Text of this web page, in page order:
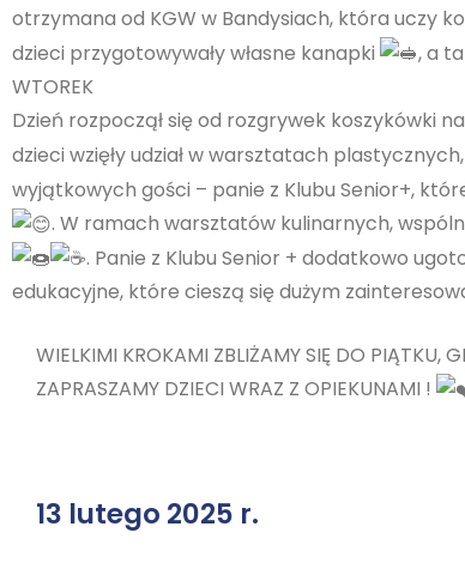
otrzymana od KGW w Bandysiach, która uczy
dzieci przygotowywały własne kanapki
, a
WTOREK
Dzień rozpoczął się od rozgrywek koszykówki
dzieci wzięły udział w warsztatach
wyjątkowych gości – panie z Klubu Senior+,
. W ramach warsztatów kulinarnych,
. Panie z Klubu Senior + dodatkowo
edukacyjne, które cieszą się dużym
WIELKIMI KROKAMI ZBLIŻAMY SIĘ DO PIĄTKU,
ZAPRASZAMY DZIECI WRAZ Z OPIEKUNAMI !
13 lutego 2025 r.